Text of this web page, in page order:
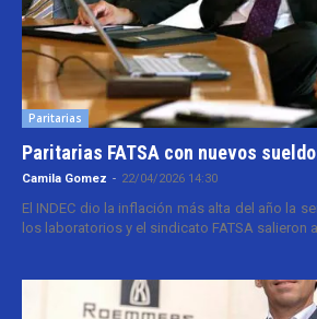
Paritarias
Paritarias FATSA con nuevos
Camila Gomez - 22/04/2026 14:30
El INDEC dio la inflación más alta del año la
los laboratorios y el sindicato FATSA salieron